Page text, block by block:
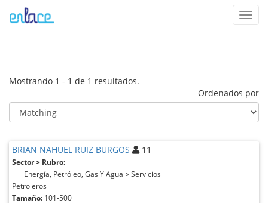
Mostrando 1 - 1 de 1 resultados.
Ordenados por
BRIAN NAHUEL RUIZ BURGOS 11
Sector > Rubro:
Energía, Petróleo, Gas Y Agua > Servicios
Petroleros
Tamaño: 101-500